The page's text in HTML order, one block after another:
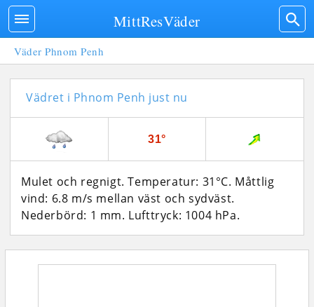
Väder Phnom Penh
Vädret i Phnom Penh just nu
31°
Mulet och regnigt. Temperatur: 31°C. Måttlig
vind: 6.8 m/s mellan väst och sydväst.
Nederbörd: 1 mm. Lufttryck: 1004 hPa.
MittResVäder